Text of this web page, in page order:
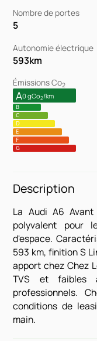
Nombre de portes
5
Autonomie électrique
593km
Émissions Co2
A0 gCo2/km
B
C
D
E
F
G
Description
La Audi A6
polyvalent pour
d'espace.
593 km, finition S
apport chez Chez
TVS et faibles
professionnels.
conditions de
main.